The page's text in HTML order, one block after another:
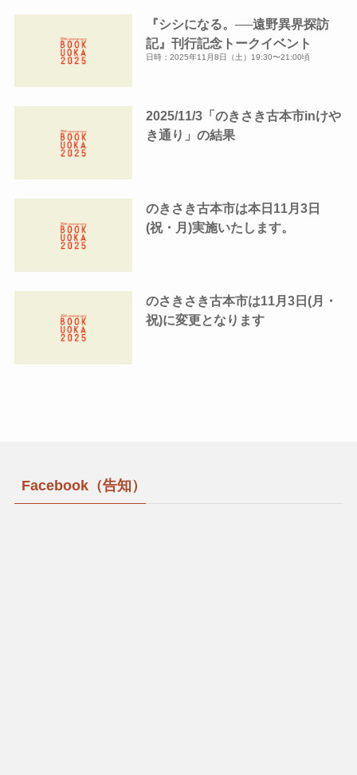
『シシになる。──遠野異界探訪
記』刊行記念トークイベント
日時：2025年11月8日（土）19:30〜21:00頃
2025/11/3「のきさき古本市inけや
き通り」の結果
のきさき古本市は本日11月3日
(祝・月)実施いたします。
のさきさき古本市は11月3日(月・
祝)に変更となります
Facebook（告知）